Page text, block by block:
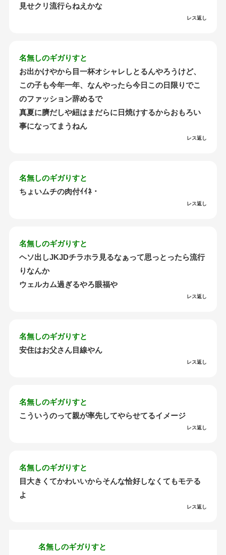
見せクリ流行らねえかな
レス返し
名無しのギガりすと
お出かけやから目一杯オシャレしとるんやろうけど、
この子も今年一年、なんやったら今日この日限りでこ
のファッション辞めるで
真夏に臍だしや紐はまだらに日焼けするからおもろい
事になってまうねん
レス返し
名無しのギガりすと
ちょいムチの肉付ｲｲﾈ・
レス返し
名無しのギガりすと
ヘソ出しJKJDチラホラ見るなぁって思っとったら流行
りなんか
ウェルカム過ぎるやろ眼福や
レス返し
名無しのギガりすと
安住はお父さん目線やん
レス返し
名無しのギガりすと
こういうのって親が率先してやらせてるイメージ
レス返し
名無しのギガりすと
目大きくてかわいいからそんな恰好しなくてもモテる
よ
レス返し
名無しのギガりすと